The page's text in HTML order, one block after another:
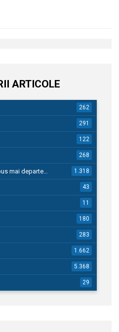
ARTICOLE
262
291
122
268
mai departe… 1.318
43
11
180
283
1.662
5.368
29